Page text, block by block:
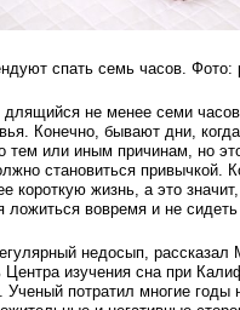
спать семь часов. Фото:
не менее семи
Конечно, бывают дни,
тем или иным причинам, но
становиться привычкой.
короткую жизнь, а это
ложиться вовремя и не
недосып, рассказал
Центра изучения сна при
Ученый потратил многие годы